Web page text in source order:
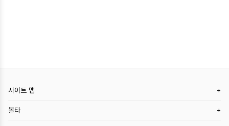
사이트 맵
볼타